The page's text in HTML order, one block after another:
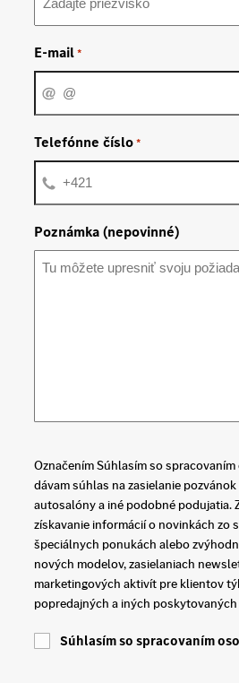
E-mail*
Telefónne číslo*
Poznámka (nepovinné)
Označením Súhlasím so
dávam súhlas na zasielanie
autosalóny a iné podobné podujatia.
získavanie informácií o novinkách zo
špeciálnych ponukách alebo
nových modelov, zasielaniach
marketingových aktivít pre klientov
popredajných a iných
Súhlasím so spracovaním